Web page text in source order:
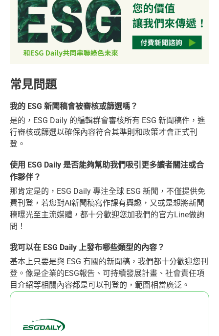
常見問題
我的 ESG 新聞稿會被審核或篩選嗎？
是的，ESG Daily 的編輯群會審核所有 ESG 新聞稿件，進
行審核或篩選以確保內容符合其準則和政策才會正式刊
登。
使用 ESG Daily 是否能夠幫助我們吸引更多讀者關注或合
作夥伴？
那肯定是的，ESG Daily 專注全球 ESG 新聞，不僅提供免
費刊登，若您對AI新聞稿寫作課有興趣，又或是想將新聞
稿曝光至主流媒體，都十分歡迎您加我們的官方Line做詢
問！
我可以在 ESG Daily 上發布哪些類型的內容？
基本上只要是與 ESG 有關的新聞稿，我們都十分歡迎您刊
登。像是企業的ESG報告、可持續發展計畫、社會責任項
目介紹等相關內容都是可以刊登的，範圍相當廣泛。